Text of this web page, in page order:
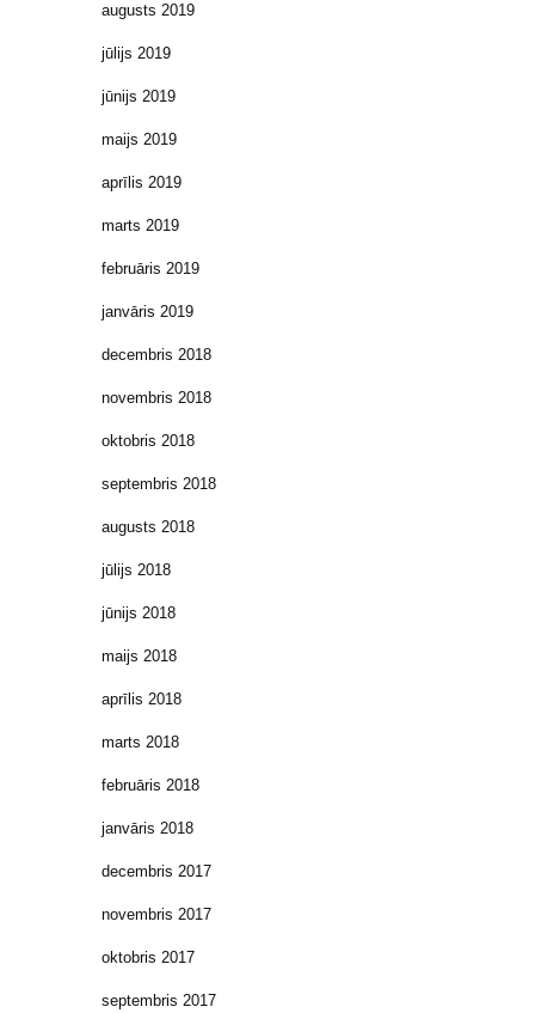
augusts 2019
jūlijs 2019
jūnijs 2019
maijs 2019
aprīlis 2019
marts 2019
februāris 2019
janvāris 2019
decembris 2018
novembris 2018
oktobris 2018
septembris 2018
augusts 2018
jūlijs 2018
jūnijs 2018
maijs 2018
aprīlis 2018
marts 2018
februāris 2018
janvāris 2018
decembris 2017
novembris 2017
oktobris 2017
septembris 2017